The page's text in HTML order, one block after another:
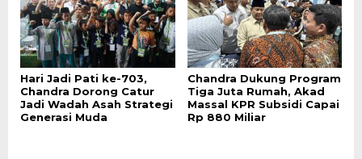
Hari Jadi Pati ke-703,
Chandra Dorong Catur
Jadi Wadah Asah Strategi
Generasi Muda
Chandra Dukung Program
Tiga Juta Rumah, Akad
Massal KPR Subsidi Capai
Rp 880 Miliar